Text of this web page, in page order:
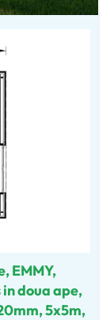
EMMY,
doua ape,
5x5m,